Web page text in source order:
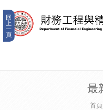
回
上
一
頁
最
首頁